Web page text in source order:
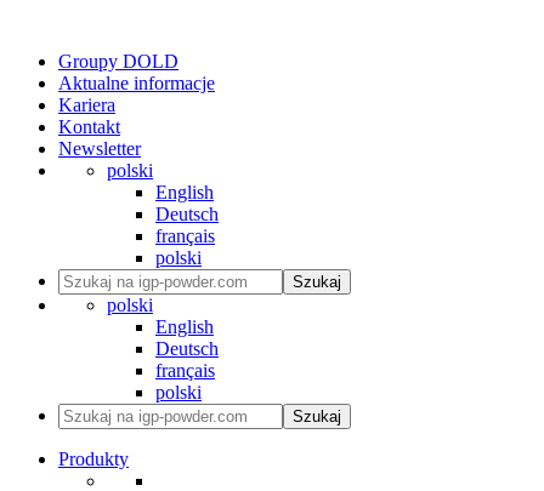
Groupy DOLD
Aktualne informacje
Kariera
Kontakt
Newsletter
polski
English
Deutsch
français
polski
Szukaj
polski
English
Deutsch
français
polski
Szukaj
Produkty